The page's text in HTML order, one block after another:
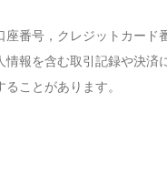
番号，クレジットカード
報を含む取引記録や決済
ことがあります。